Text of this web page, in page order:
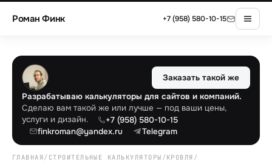
Роман Финк +7 (958) 580-10-15
Разрабатываю калькуляторы для сайтов и компаний.
Сделаю вам такой же или лучше — под ваши цены,
услуги и дизайн.
+7 (958) 580-10-15
finkroman@yandex.ru
Telegram
Заказать такой же
ГЛАВНАЯ/ СТРОИТЕЛЬНЫЕ КАЛЬКУЛЯТОРЫ / КРОВЛЯ /